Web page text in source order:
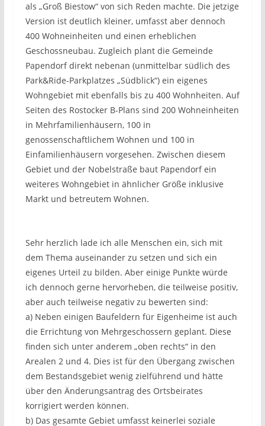
als „Groß Biestow“ von sich Reden machte. Die jetzige
Version ist deutlich kleiner, umfasst aber dennoch
400 Wohneinheiten und einen erheblichen
Geschossneubau. Zugleich plant die Gemeinde
Papendorf direkt nebenan (unmittelbar südlich des
Park&Ride-Parkplatzes „Südblick“) ein eigenes
Wohngebiet mit ebenfalls bis zu 400 Wohnheiten. Auf
Seiten des Rostocker B-Plans sind 200 Wohneinheiten
in Mehrfamilienhäusern, 100 in
genossenschaftlichem Wohnen und 100 in
Einfamilienhäusern vorgesehen. Zwischen diesem
Gebiet und der Nobelstraße baut Papendorf ein
weiteres Wohngebiet in ähnlicher Größe inklusive
Markt und betreutem Wohnen.
Sehr herzlich lade ich alle Menschen ein, sich mit
dem Thema auseinander zu setzen und sich ein
eigenes Urteil zu bilden. Aber einige Punkte würde
ich dennoch gerne hervorheben, die teilweise positiv,
aber auch teilweise negativ zu bewerten sind:
a) Neben einigen Baufeldern für Eigenheime ist auch
die Errichtung von Mehrgeschossern geplant. Diese
finden sich unter anderem „oben rechts“ in den
Arealen 2 und 4. Dies ist für den Übergang zwischen
dem Bestandsgebiet wenig zielführend und hätte
über den Änderungsantrag des Ortsbeirates
korrigiert werden können.
b) Das gesamte Gebiet umfasst keinerlei soziale